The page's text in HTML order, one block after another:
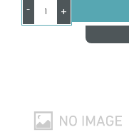
- +